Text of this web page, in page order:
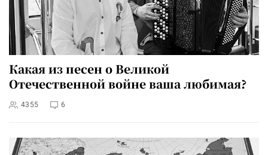
Какая из песен о Великой
Отечественной войне ваша любимая?
4355 6